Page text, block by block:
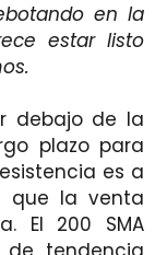
en la
estar listo
debajo de la
plazo para
es a
que la venta
El 200 SMA